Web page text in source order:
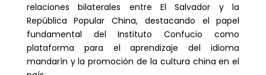
relaciones bilaterales entre El Salvador y la
República Popular China, destacando el papel
fundamental del Instituto Confucio como
plataforma para el aprendizaje del idioma
mandarín y la promoción de la cultura china en el